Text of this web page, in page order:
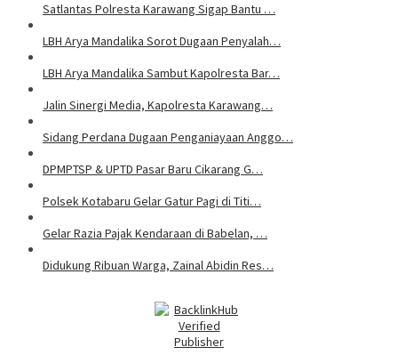
Satlantas Polresta Karawang Sigap Bantu …
LBH Arya Mandalika Sorot Dugaan Penyalah…
LBH Arya Mandalika Sambut Kapolresta Bar…
Jalin Sinergi Media, Kapolresta Karawang…
Sidang Perdana Dugaan Penganiayaan Anggo…
DPMPTSP & UPTD Pasar Baru Cikarang G…
Polsek Kotabaru Gelar Gatur Pagi di Titi…
Gelar Razia Pajak Kendaraan di Babelan, …
Didukung Ribuan Warga, Zainal Abidin Res…